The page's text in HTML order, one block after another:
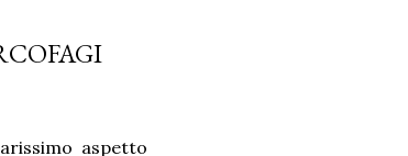
aspetto